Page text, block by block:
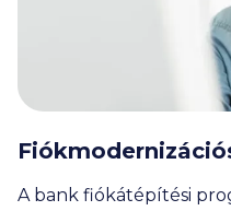
A bank fiókátépítési